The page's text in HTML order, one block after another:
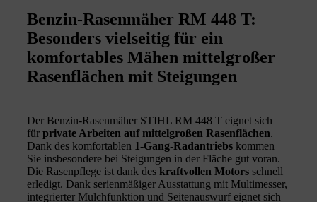
Benzin-Rasenmäher RM 448 T:
Besonders vielseitig für ein
komfortables Mähen mittelgroßer
Rasenflächen mit Steigungen
Der Benzin-Rasenmäher STIHL RM 448 T eignet sich
für private Arbeiten auf mittelgroßen Rasenflächen.
Dank des komfortablen 1-Gang-Radantriebs kommen
Sie insbesondere bei Steigungen in der Fläche gut voran.
Die Rasenpflege ist dank des kraftvollen Motors schnell
erledigt. Dank serienmäßiger Ausstattung mit Multimesser,
integrierter Mulchfunktion und Seitenauswurf eignet sich